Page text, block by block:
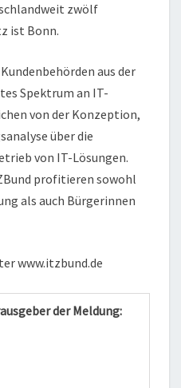
zwölf
ist Bonn.
aus der
Spektrum an IT-
von der Konzeption,
über die
von IT-Lösungen.
profitieren sowohl
als auch Bürgerinnen
www.itzbund.de
der Meldung: